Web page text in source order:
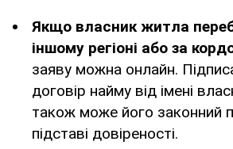
Якщо власник житла
іншому регіоні або за
заяву можна онлайн.
договір найму від імені
також може його законний
підставі довіреності.